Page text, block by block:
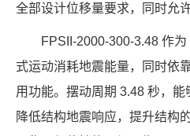
全部设计位移量要求，同时允
FPSII-2000-300-3.48 作
式运动消耗地震能量，同时依
用功能。摆动周期 3.48 秒，
降低结构地震响应，提升结构